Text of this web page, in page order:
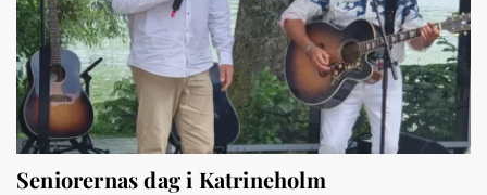
Seniorernas dag i Katrineholm